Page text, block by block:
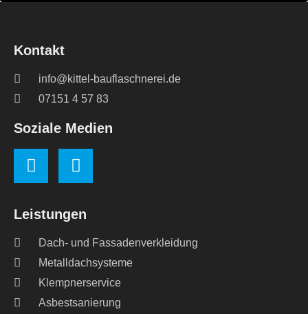
Leistungen
Dach- und Fassadenverkleidung
Metalldachsysteme
Klempnerservice
Asbestsanierung
Kontakt
info@kittel-bauflaschnerei.de
07151 4 57 83
Soziale Medien